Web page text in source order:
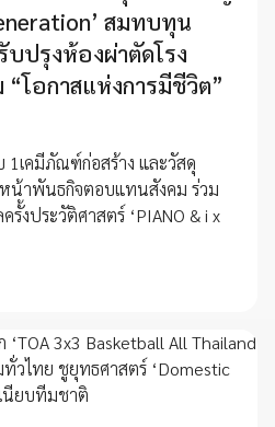
สมทบทุน
ปรุงห้องผ่าตัดโรง
โอกาสแห่งการมีชีวิต”
เคมีภัณฑ์ก่อสร้าง และวัสดุ
น้าพันธกิจตอบแทนสังคม ร่วม
งประวัติศาสตร์ ‘PIANO & i x